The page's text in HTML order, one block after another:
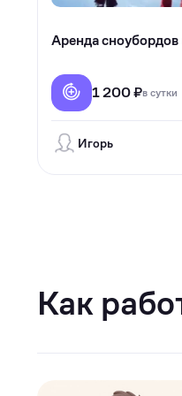
Аренда
1 200 ₽в сутки
Игорь
Как